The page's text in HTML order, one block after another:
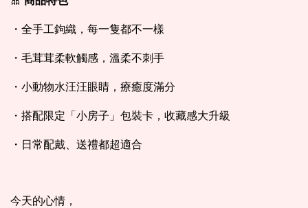
・全手工鉤織，每一隻都不一樣
・毛茸茸柔軟觸感，溫柔不刺手
・小動物水汪汪眼睛，療癒度滿分
・搭配限定「小房子」包裝卡，收藏感大升級
・日常配戴、送禮都超適合
今天的心情，